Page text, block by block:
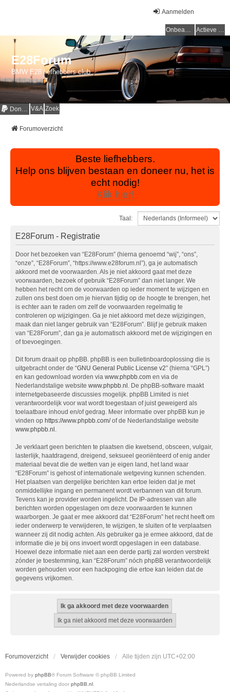
Aanmelden
Onbeantwoorde onderwerpen Actieve onderwerpen
E28Forum
BMW E28 liefhebbers club
Donaties V&A Zoek
Forumoverzicht
Beste liefhebbers.
Help ons blijven bestaan en doneer nu, het is
echt nodig!
Klik hier!
Taal:
E28Forum - Registratie
Door het bezoeken van “E28Forum” (hierna genoemd “wij”, “ons”,
“onze”, “E28Forum”, “https://www.e28forum.nl”), ga je automatisch
akkoord met de voorwaarden. Als je niet akkoord gaat met deze
voorwaarden, bezoek of gebruik “E28Forum” dan niet langer. We
hebben het recht om de voorwaarden op ieder moment te wijzigen en
zullen ons best doen om je hiervan tijdig op de hoogte te brengen, het
is echter aan te raden om zelf de voorwaarden regelmatig te
controleren op wijzigingen. Ga je niet akkoord met deze wijzigingen,
maak dan niet langer gebruik van “E28Forum”. Blijf je gebruik maken
van “E28Forum”, dan ga je automatisch akkoord met de wijzigingen en
of toevoegingen.
Dit forum draait op phpBB. phpBB is een bulletinboardoplossing die is
uitgebracht onder de “GNU General Public License v2” (hierna “GPL”)
en kan gedownload worden via www.phpbb.com en via de
Nederlandstalige website www.phpbb.nl . De phpBB-software maakt
internetgebaseerde discussies mogelijk. phpBB Limited is niet
verantwoordelijk voor wat wordt toegestaan of juist geweigerd als
toelaatbare inhoud en/of gedrag. Meer informatie over phpBB kun je
vinden op https://www.phpbb.com/of de Nederlandstalige website
www.phpbb.nl .
Je verklaart geen berichten te plaatsen die kwetsend, obsceen, vulgair,
lasterlijk, haatdragend, dreigend, seksueel georiënteerd of enig ander
materiaal bevat die de wetten van je eigen land, het land waar
“E28Forum” is gehost of internationale wetgeving kunnen schenden.
Het plaatsen van dergelijke berichten kan ertoe leiden dat je met
onmiddellijke ingang en permanent wordt verbannen van dit forum.
Tevens kan je provider worden ingelicht. De IP-adressen van alle
berichten worden opgeslagen om deze voorwaarden te kunnen
waarborgen. Je gaat er mee akkoord dat “E28Forum” het recht heeft om
ieder onderwerp te verwijderen, te wijzigen, te sluiten of te verplaatsen
wanneer zij dit nodig achten. Als gebruiker ga je ermee akkoord, dat de
informatie die je bij ons invoert wordt opgeslagen in een database.
Hoewel deze informatie niet aan een derde partij zal worden verstrekt
zónder je toestemming, kan “E28Forum” nóch phpBB verantwoordelijk
worden gehouden voor een hackpoging die ertoe kan leiden dat de
gegevens vrijkomen.
Forumoverzicht Verwijder cookies Alle tijden zijn UTC+02:00
Powered by phpBB® Forum Software © phpBB Limited
Nederlandse vertaling door phpBB.nl